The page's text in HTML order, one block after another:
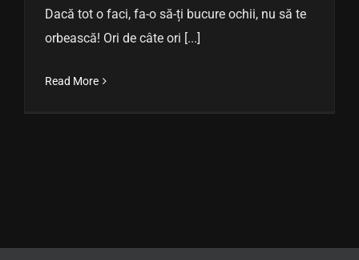
Dacă tot o faci, fa-o să-ți bucure ochii, nu să te
orbească! Ori de câte ori [...]
Read More